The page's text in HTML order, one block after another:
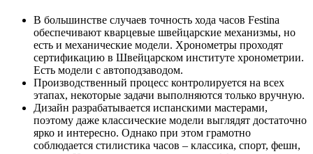
В большинстве случаев точность хода часов Festina
обеспечивают кварцевые швейцарские механизмы, но
есть и механические модели. Хронометры проходят
сертификацию в Швейцарском институте хронометрии.
Есть модели с автоподзаводом.
Производственный процесс контролируется на всех
этапах, некоторые задачи выполняются только вручную.
Дизайн разрабатывается испанскими мастерами,
поэтому даже классические модели выглядят достаточно
ярко и интересно. Однако при этом грамотно
соблюдается стилистика часов – классика, спорт, фешн,